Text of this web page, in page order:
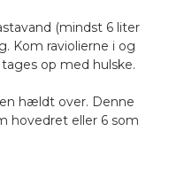
(mindst 6 liter
Kom raviolierne i og
op med hulske.
hældt over. Denne
hovedret eller 6 som